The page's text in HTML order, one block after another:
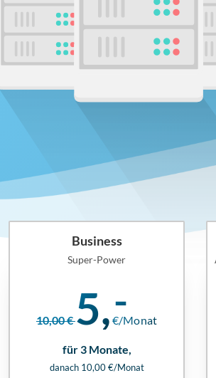
Business
Super-Power
10,00 €5, €/Monat
für 3 Monate,
danach 10,00 €/Monat